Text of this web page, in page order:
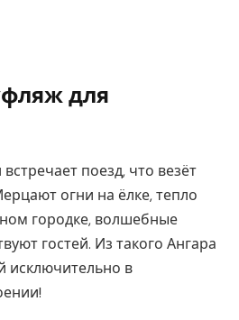
для
поезд, что везёт
огни на ёлке, тепло
городке, волшебные
гостей. Из такого Ангара
исключительно в